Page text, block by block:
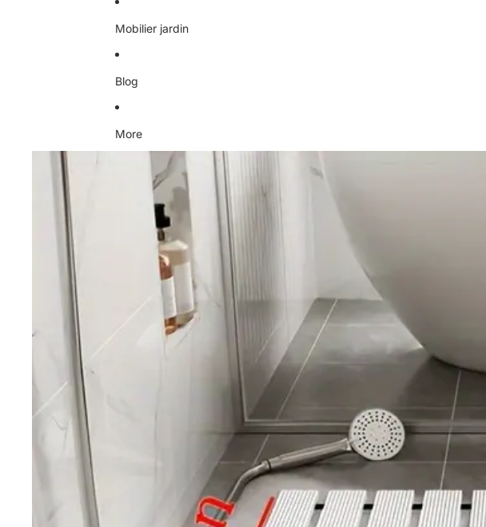
Mobilier jardin
Blog
More